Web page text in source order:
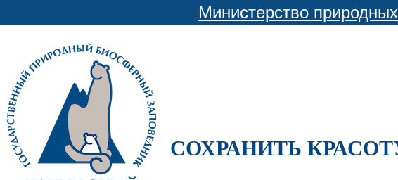
Министерство
СОХРАНИТЬ